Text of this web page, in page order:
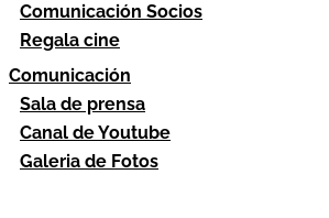
Comunicación Socios
Regala cine
Comunicación
Sala de prensa
Canal de Youtube
Galeria de Fotos